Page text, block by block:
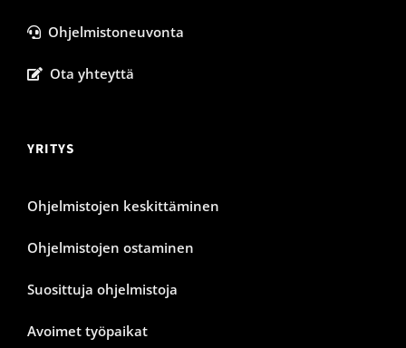
Ohjelmistoneuvonta
Ota yhteyttä
YRITYS
Ohjelmistojen keskittäminen
Ohjelmistojen ostaminen
Suosittuja ohjelmistoja
Avoimet työpaikat